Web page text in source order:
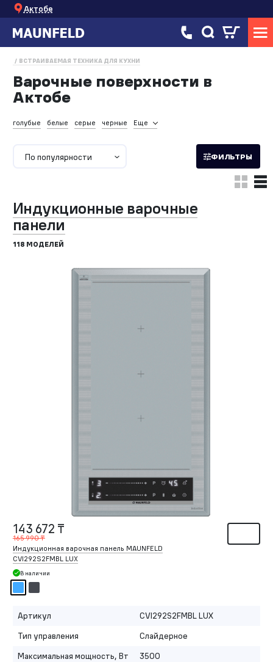
Актобе
ВСТРАИВАЕМАЯ ТЕХНИКА ДЛЯ КУХНИ
Варочные поверхности в
Актобе
голубые белые серые черные Еще
По популярности ФИЛЬТРЫ
Индукционные варочные
панели
118 МОДЕЛЕЙ
143 672 ₸
165 990 ₸
Индукционная варочная панель MAUNFELD
CVI292S2FMBL LUX
В наличии
Артикул
CVI292S2FMBL LUX
Тип управления
Слайдерное
Максимальная мощность, Вт
3500